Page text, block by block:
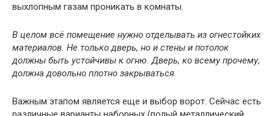
выхлопным газам проникать в комнаты.
В целом всё помещение нужно отделывать из огнестойких
материалов. Не только дверь, но и стены и потолок
должны быть устойчивы к огню. Дверь, ко всему прочему,
должна довольно плотно закрываться.
Важным этапом является еще и выбор ворот. Сейчас есть